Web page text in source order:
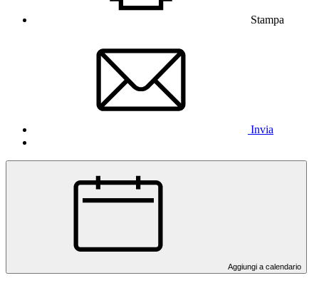
Stampa
Invia
Aggiungi a calendario